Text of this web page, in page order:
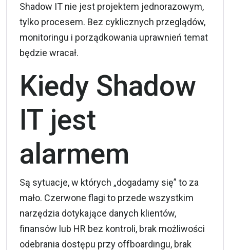
Shadow IT nie jest projektem jednorazowym,
tylko procesem. Bez cyklicznych przeglądów,
monitoringu i porządkowania uprawnień temat
będzie wracał.
Kiedy Shadow
IT jest
alarmem
Są sytuacje, w których „dogadamy się” to za
mało. Czerwone flagi to przede wszystkim
narzędzia dotykające danych klientów,
finansów lub HR bez kontroli, brak możliwości
odebrania dostępu przy offboardingu, brak